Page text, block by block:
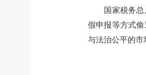
国家税务
假申报等方式
与法治公平的市